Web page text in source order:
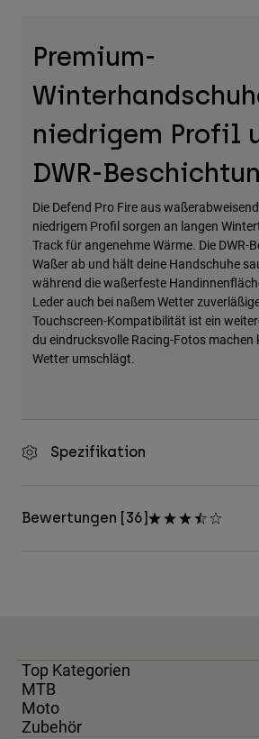
Alles in Accessoires
Taschen & Rucksäcke
Hüte & Mützen
Alle anzeigen
Premium-
niedrigem Profil
DWR-
Die Defend Pro Fire aus
niedrigem Profil sorgen an langen
Track für angenehme Wärme. Die DWR-
Waßer ab und hält deine Handschuhe
während die waßerfeste
Leder auch bei naßem Wetter
Touchscreen-Kompatibilität ist ein
du eindrucksvolle Racing-Fotos
Wetter umschlägt.
Spezifikation
Bewertungen [36]
Top Kategorien
MTB
Moto
Zubehör